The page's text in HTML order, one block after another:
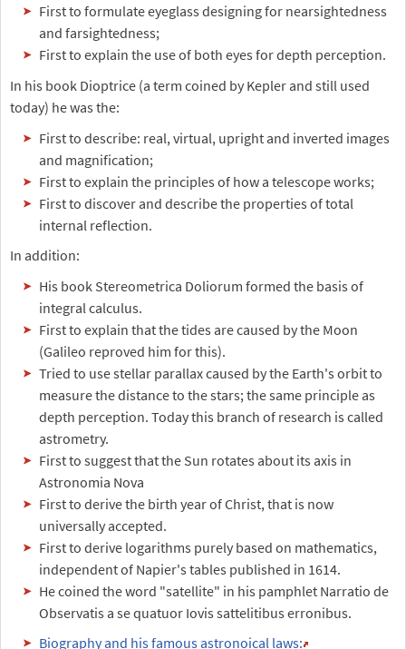
First to formulate eyeglass designing for nearsightedness
and farsightedness;
First to explain the use of both eyes for depth perception.
In his book Dioptrice (a term coined by Kepler and still used
today) he was the:
First to describe: real, virtual, upright and inverted images
and magnification;
First to explain the principles of how a telescope works;
First to discover and describe the properties of total
internal reflection.
In addition:
His book Stereometrica Doliorum formed the basis of
integral calculus.
First to explain that the tides are caused by the Moon
(Galileo reproved him for this).
Tried to use stellar parallax caused by the Earth's orbit to
measure the distance to the stars; the same principle as
depth perception. Today this branch of research is called
astrometry.
First to suggest that the Sun rotates about its axis in
Astronomia Nova
First to derive the birth year of Christ, that is now
universally accepted.
First to derive logarithms purely based on mathematics,
independent of Napier's tables published in 1614.
He coined the word "satellite" in his pamphlet Narratio de
Observatis a se quatuor Iovis sattelitibus erronibus.
Biography and his famous astronoical laws: